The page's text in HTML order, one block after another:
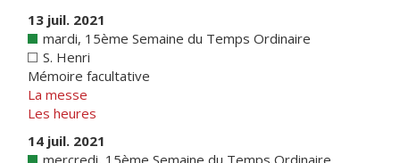
13 juil. 2021
mardi, 15ème Semaine du Temps Ordinaire
S. Henri
Mémoire facultative
La messe
Les heures
14 juil. 2021
mercredi, 15ème Semaine du Temps Ordinaire